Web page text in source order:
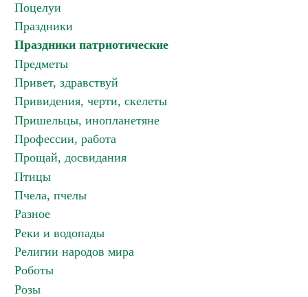
Поцелуи
Праздники
Праздники патриотические
Предметы
Привет, здравствуй
Привидения, черти, скелеты
Пришельцы, инопланетяне
Профессии, работа
Прощай, досвидания
Птицы
Пчела, пчелы
Разное
Реки и водопады
Религии народов мира
Роботы
Розы